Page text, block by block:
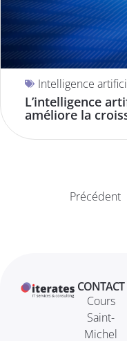
Intelligence
L’intelligence
améliore la
Précédent
CONTACT
Cours
Saint-
Michel